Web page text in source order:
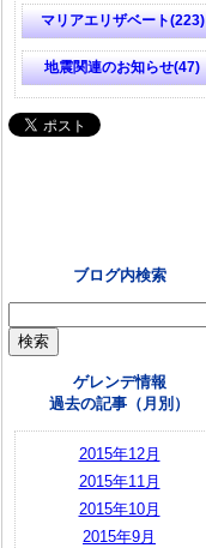
マリアエリザベート(223)
地震関連のお知らせ(47)
ブログ内検索
ゲレンデ情報
過去の記事（月別）
2015年12月
2015年11月
2015年10月
2015年9月